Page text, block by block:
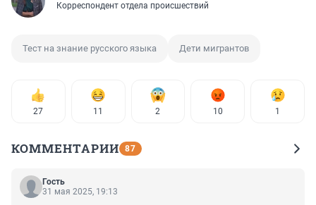
Корреспондент отдела происшествий
Тест на знание русского языка Дети мигрантов
27 11 2 10 1
КОММЕНТАРИИ 87
Гость
31 мая 2025, 19:13